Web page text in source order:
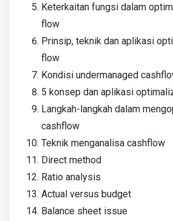
Keterkaitan fungsi dalam
flow
Prinsip, teknik dan aplikasi
flow
Kondisi undermanaged
5 konsep dan aplikasi
Langkah-langkah dalam
cashflow
Teknik menganalisa cashflow
Direct method
Ratio analysis
Actual versus budget
Balance sheet issue